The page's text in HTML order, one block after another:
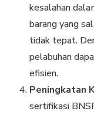
kesalahan
barang yang
tidak tepat.
pelabuhan
efisien.
Peningkatan
sertifikasi